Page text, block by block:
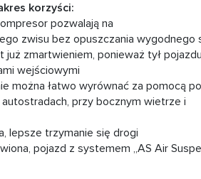
korzyści:
pozwalają na
zwisu bez opuszczania wygodnego
już zmartwieniem, ponieważ tył
wejściowymi
można łatwo wyrównać za pomocą
przy bocznym wietrze i
lepsze trzymanie się drogi
pojazd z systemem „AS Air